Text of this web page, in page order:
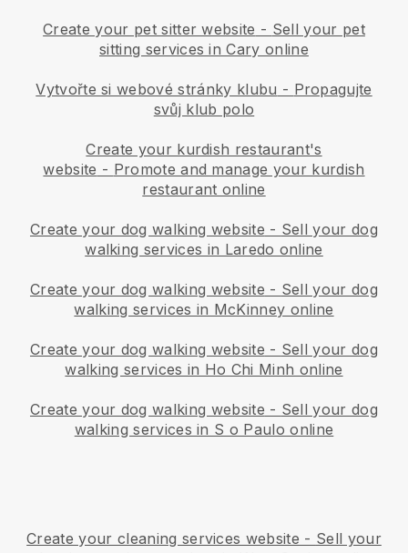
Create your pet sitter website - Sell your pet
sitting services in Cary online
Vytvořte si webové stránky klubu - Propagujte
svůj klub polo
Create your kurdish restaurant's
website - Promote and manage your kurdish
restaurant online
Create your dog walking website - Sell your dog
walking services in Laredo online
Create your dog walking website - Sell your dog
walking services in McKinney online
Create your dog walking website - Sell your dog
walking services in Ho Chi Minh online
Create your dog walking website - Sell your dog
walking services in S o Paulo online
Create your cleaning services website - Sell your